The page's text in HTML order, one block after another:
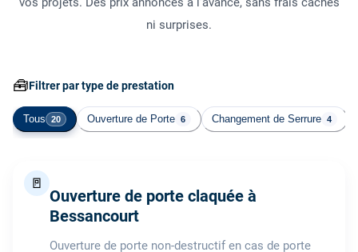
ni surprises.
🧰Filtrer par type de prestation
Tous 20 Ouverture de Porte 6 Changement de Serrure 4
🚪
Ouverture de porte claquée à
Bessancourt
Ouverture de porte non-destructif en cas de porte